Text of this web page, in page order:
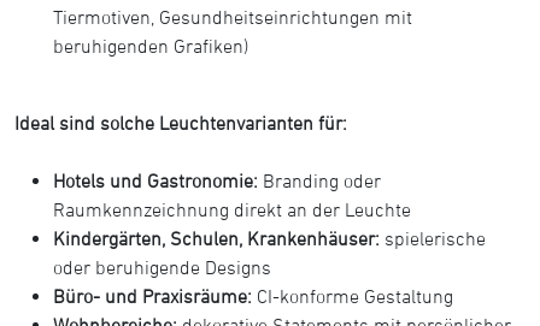
Tiermotiven, Gesundheitseinrichtungen mit
beruhigenden Grafiken)
Ideal sind solche Leuchtenvarianten für:
Hotels und Gastronomie: Branding oder
Raumkennzeichnung direkt an der Leuchte
Kindergärten, Schulen, Krankenhäuser: spielerische
oder beruhigende Designs
Büro- und Praxisräume: CI-konforme Gestaltung